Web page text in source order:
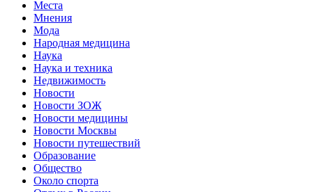
Места
Мнения
Мода
Народная медицина
Наука
Наука и техника
Недвижимость
Новости
Новости ЗОЖ
Новости медицины
Новости Москвы
Новости путешествий
Образование
Общество
Около спорта